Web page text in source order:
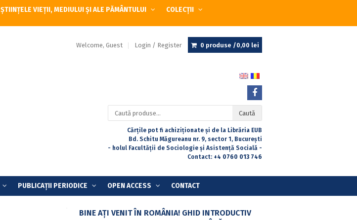
ȘTIINȚELE VIEȚII, MEDIULUI ȘI ALE PĂMÂNTULUI COLECȚII
Welcome, Guest Login / Register 0 produse /0,00 lei
Caută
după:
Caută
Cărțile pot fi achiziționate și de la Librăria EUB
Bd. Schitu Măgureanu nr. 9, sector 1, București
- holul Facultății de Sociologie și Asistență Socială -
Contact: +4 0760 013 746
PUBLICAȚII PERIODICE OPEN ACCESS CONTACT
BINE AȚI VENIT ÎN ROMÂNIA! GHID INTRODUCTIV